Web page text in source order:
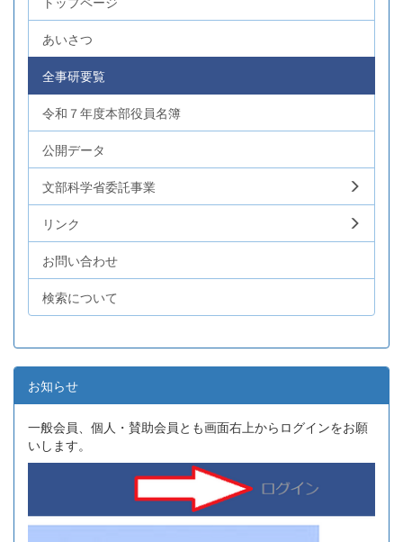
あいさつ
全事研要覧
令和７年度本部役員名簿
公開データ
文部科学省委託事業
リンク
お問い合わせ
検索について
お知らせ
一般会員、個人・賛助会員とも画面右上からログインをお願
いします。